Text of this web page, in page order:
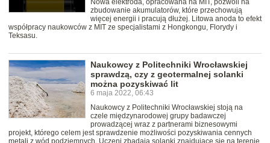
Nowa elektroda, opracowana na MIT, pozwoli na
zbudowanie akumulatorów, które przechowują
więcej energii i pracują dłużej. Litowa anoda to efekt
współpracy naukowców z MIT ze specjalistami z Hongkongu, Florydy i
Teksasu.
Naukowcy z Politechniki Wrocławskiej
sprawdzą, czy z geotermalnej solanki
można pozyskiwać lit
6 maja 2022, 06:43
Naukowcy z Politechniki Wrocławskiej stoją na
czele międzynarodowej grupy badawczej
prowadzącej wraz z partnerami biznesowymi
projekt, którego celem jest sprawdzenie możliwości pozyskiwania cennych